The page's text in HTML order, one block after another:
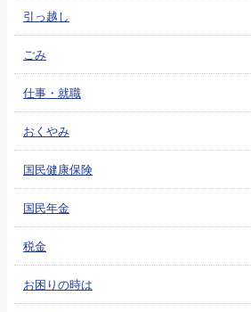
引っ越し
ごみ
仕事・就職
おくやみ
国民健康保険
国民年金
税金
お困りの時は